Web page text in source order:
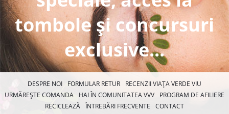
tombole și concursuri
exclusive...
DESPRE NOI FORMULAR RETUR
RECENZII VIAȚA VERDE VIU
URMĂREȘTE COMANDA
HAI ÎN COMUNITATEA VVV
PROGRAM DE AFILIERE
RECICLEAZĂ ÎNTREBĂRI FRECVENTE CONTACT